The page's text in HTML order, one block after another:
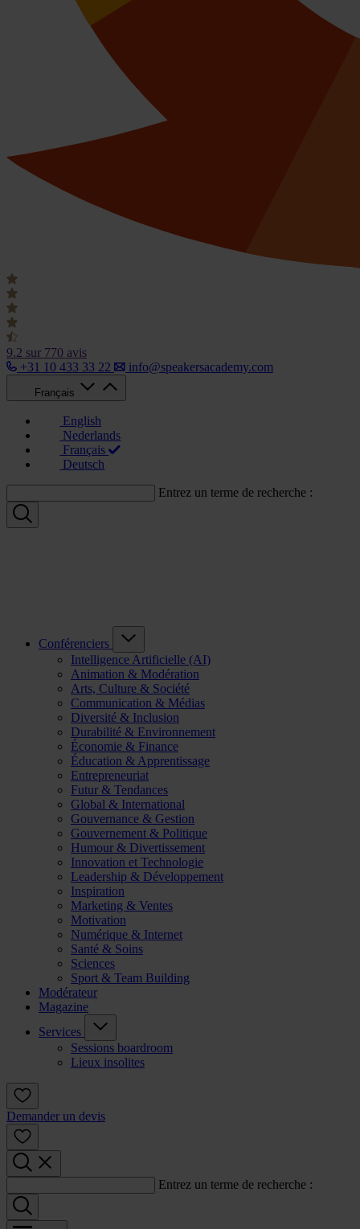
9.2 sur 770 avis
+31 10 433 33 22
info@speakersacademy.com
Français
English
Nederlands
Français
Deutsch
Entrez un terme de recherche :
Conférenciers
Intelligence Artificielle (AI)
Animation & Modération
Arts, Culture & Société
Communication & Médias
Diversité & Inclusion
Durabilité & Environnement
Économie & Finance
Éducation & Apprentissage
Entrepreneuriat
Futur & Tendances
Global & International
Gouvernance & Gestion
Gouvernement & Politique
Humour & Divertissement
Innovation et Technologie
Leadership & Développement
Inspiration
Marketing & Ventes
Motivation
Numérique & Internet
Santé & Soins
Sciences
Sport & Team Building
Modérateur
Magazine
Services
Sessions boardroom
Lieux insolites
Demander un devis
Entrez un terme de recherche :